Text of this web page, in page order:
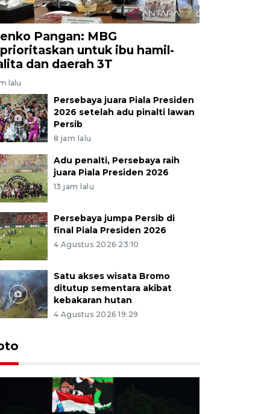
Pangan: MBG
untuk ibu hamil-
dan daerah 3T
lalu
Persebaya juara Piala Presiden
2026 setelah adu pinalti lawan
Persib
8 jam lalu
Adu penalti, Persebaya raih
juara Piala Presiden 2026
13 jam lalu
Persebaya jumpa Persib di
final Piala Presiden 2026
4 Agustus 2026 23:10
Satu akses wisata Bromo
ditutup sementara akibat
kebakaran hutan
4 Agustus 2026 19:29